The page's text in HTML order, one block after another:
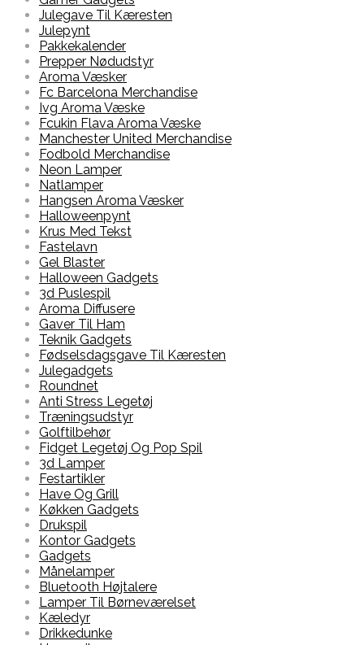
Julegave Til Kæresten
Julepynt
Pakkekalender
Prepper Nødudstyr
Aroma Væsker
Fc Barcelona Merchandise
Ivg Aroma Væske
Fcukin Flava Aroma Væske
Manchester United Merchandise
Fodbold Merchandise
Neon Lamper
Natlamper
Hangsen Aroma Væsker
Halloweenpynt
Krus Med Tekst
Fastelavn
Gel Blaster
Halloween Gadgets
3d Puslespil
Aroma Diffusere
Gaver Til Ham
Teknik Gadgets
Fødselsdagsgave Til Kæresten
Julegadgets
Roundnet
Anti Stress Legetøj
Træningsudstyr
Golftilbehør
Fidget Legetøj Og Pop Spil
3d Lamper
Festartikler
Have Og Grill
Køkken Gadgets
Drukspil
Kontor Gadgets
Gadgets
Månelamper
Bluetooth Højtalere
Lamper Til Børneværelset
Kæledyr
Drikkedunke